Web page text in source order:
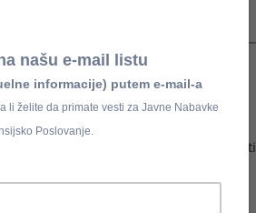
i donošenje ovog zakona je drugi
partnerstvu i koncesijama i doneti
javnim nabavkama je četvrti kvartal